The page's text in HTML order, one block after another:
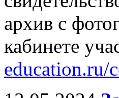
архив с
кабинете
education.ru/